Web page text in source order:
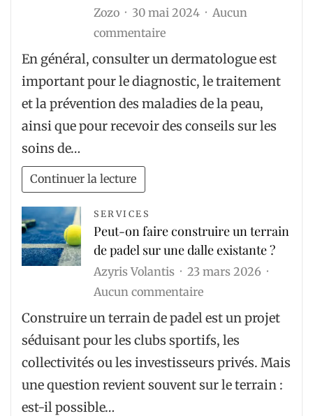
Zozo 30 mai 2024
Aucun
commentairesur
Consulter
dermatologue :
les
critères
prendre
une
décision
En général, consulter un dermatologue est
important pour le diagnostic, le traitement
et la prévention des maladies de la peau,
ainsi que pour recevoir des conseils sur les
soins de…
Continuer la lecture
SERVICES
Peut-on faire construire un terrain
de padel sur une dalle existante ?
Azyris Volantis
23 mars 2026
Aucun commentairesur
Peut-
on
faire
construire
un
Construire un terrain de padel est un projet
séduisant pour les clubs sportifs, les
collectivités ou les investisseurs privés. Mais
une question revient souvent sur le terrain :
est-il possible…